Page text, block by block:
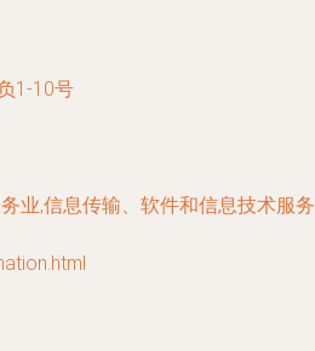
1-10号
业,信息传输、软件和信息技术服